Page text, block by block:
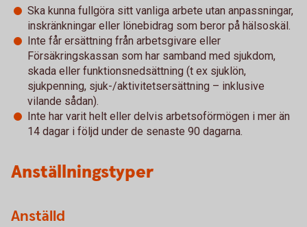
Ska kunna fullgöra sitt vanliga arbete utan anpassningar,
inskränkningar eller lönebidrag som beror på hälsoskäl.
Inte får ersättning från arbetsgivare eller
Försäkringskassan som har samband med sjukdom,
skada eller funktionsnedsättning (t ex sjuklön,
sjukpenning, sjuk-/aktivitetsersättning – inklusive
vilande sådan).
Inte har varit helt eller delvis arbetsoförmögen i mer än
14 dagar i följd under de senaste 90 dagarna.
Anställningstyper
Anställd